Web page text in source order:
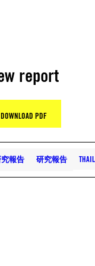
report
DOWNLOAD PDF
報告 研究報告